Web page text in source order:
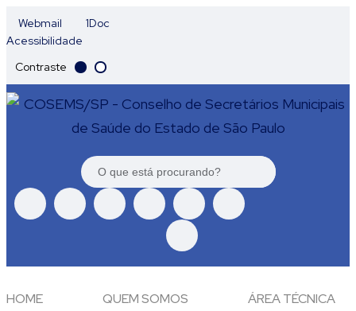
Webmail
1Doc
Acessibilidade
Contraste
HOME QUEM SOMOS ÁREA TÉCNICA